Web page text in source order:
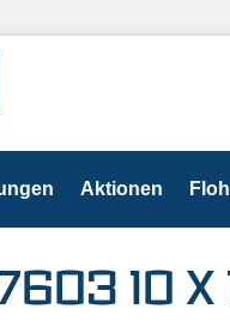
Aktionen
10 X